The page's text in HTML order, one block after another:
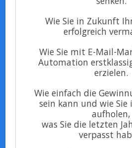
Wie Sie in Zukunft
erfolgreich
Wie Sie mit E-Mail-
Automation
erzielen.
Wie einfach die
sein kann und wie Sie
aufholen,
was Sie die letzten
verpasst